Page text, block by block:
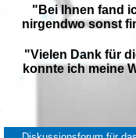
"Bei Ihnen fand
nirgendwo sonst
"Vielen Dank für
konnte ich meine